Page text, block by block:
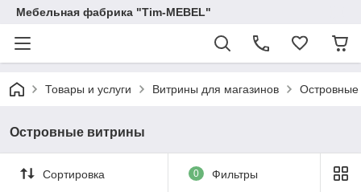
Мебельная фабрика "Tim-MEBEL"
Товары и услуги Витрины для магазинов Островные
Островные витрины
Сортировка 0 Фильтры